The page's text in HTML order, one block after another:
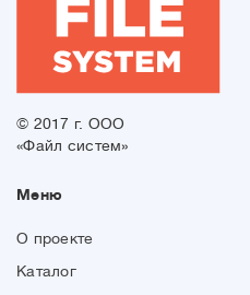
© 2017 г. ООО
«Файл систем»
Меню
О проекте
Каталог